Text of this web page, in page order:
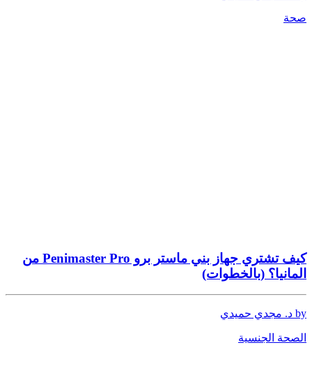
صحة
كيف تشتري جهاز بني ماستر برو Penimaster Pro من
المانيا؟ (بالخطوات)
by د. مجدي حميدي
الصحة الجنسية